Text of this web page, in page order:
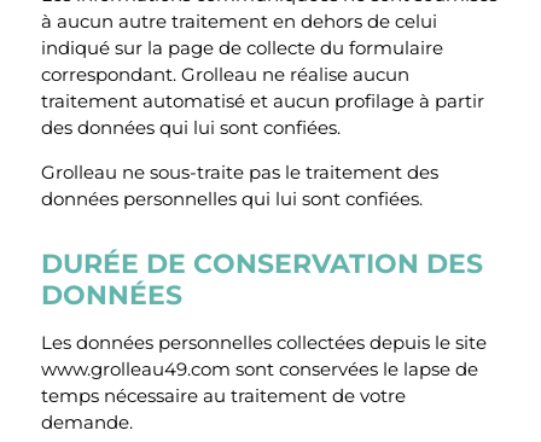
à aucun autre traitement en dehors de celui
indiqué sur la page de collecte du formulaire
correspondant. Grolleau ne réalise aucun
traitement automatisé et aucun profilage à partir
des données qui lui sont confiées.
Grolleau ne sous-traite pas le traitement des
données personnelles qui lui sont confiées.
DURÉE DE CONSERVATION DES
DONNÉES
Les données personnelles collectées depuis le site
www.grolleau49.com sont conservées le lapse de
temps nécessaire au traitement de votre
demande.